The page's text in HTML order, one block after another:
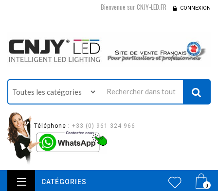
Bienvenue sur CNJY-LED.FR CONNEXION
Téléphone : +33 (0) 961 324 966
0
CATÉGORIES